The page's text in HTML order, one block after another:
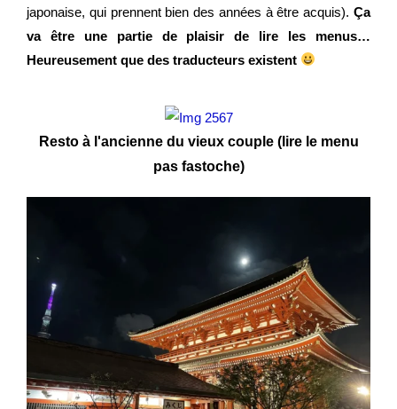
japonaise, qui prennent bien des années à être acquis). Ça
va être une partie de plaisir de lire les menus…
Heureusement que des traducteurs existent
Resto à l'ancienne du vieux couple (lire le menu
pas fastoche)